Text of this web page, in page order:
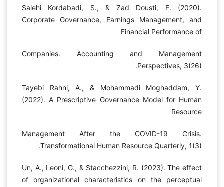
Salehi Kordabadi, S., & Zad Dousti, F. (2020).
Corporate Governance, Earnings Management, and
Financial Performance of
Companies. Accounting and Management
Perspectives, 3(26).
Tayebi Rahni, A., & Mohammadi Moghaddam, Y.
(2022). A Prescriptive Governance Model for Human
Resource
Management After the COVID-19 Crisis.
Transformational Human Resource Quarterly, 1(3).
Un, A., Leoni, G., & Stacchezzini, R. (2023). The effect
of organizational characteristics on the perceptual